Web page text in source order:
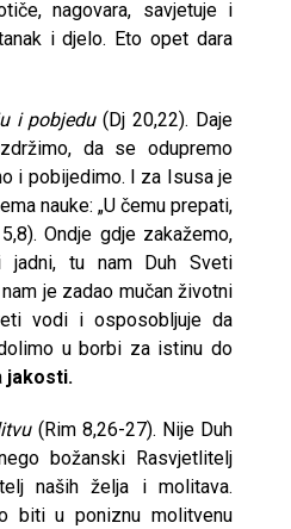
nagovara, savjetuje i
i djelo. Eto opet dara
i pobjedu(Dj 20,22). Daje
da se odupremo
i pobijedimo. I za Isusa je
nauke: „U čemu prepati,
Ondje gdje zakažemo,
tu nam Duh Sveti
je zadao mučan životni
vodi i osposobljuje da
u borbi za istinu do
jakosti.
(Rim 8,26-27). Nije Duh
božanski Rasvjetlitelj
naših želja i molitava.
biti u poniznu molitvenu